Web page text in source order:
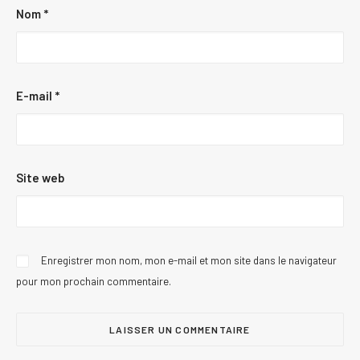
Nom *
E-mail *
Site web
Enregistrer mon nom, mon e-mail et mon site dans le navigateur
pour mon prochain commentaire.